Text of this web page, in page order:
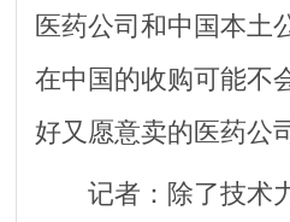
医药公司和中国本土
在中国的收购可能不
好又愿意卖的医药公
记者：除了技术力